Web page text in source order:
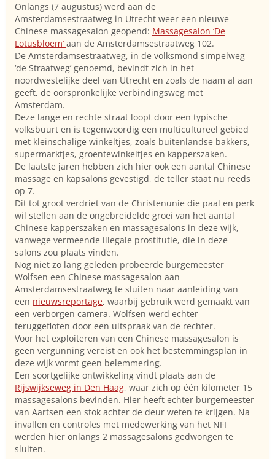
Onlangs (7 augustus) werd aan de
Amsterdamsestraatweg in Utrecht weer een nieuwe
Chinese massagesalon geopend: Massagesalon ‘De
Lotusbloem’ aan de Amsterdamsestraatweg 102.
De Amsterdamsestraatweg, in de volksmond simpelweg
‘de Straatweg’ genoemd, bevindt zich in het
noordwestelijke deel van Utrecht en zoals de naam al aan
geeft, de oorspronkelijke verbindingsweg met
Amsterdam.
Deze lange en rechte straat loopt door een typische
volksbuurt en is tegenwoordig een multicultureel gebied
met kleinschalige winkeltjes, zoals buitenlandse bakkers,
supermarktjes, groentewinkeltjes en kapperszaken.
De laatste jaren hebben zich hier ook een aantal Chinese
massage en kapsalons gevestigd, de teller staat nu reeds
op 7.
Dit tot groot verdriet van de Christenunie die paal en perk
wil stellen aan de ongebreidelde groei van het aantal
Chinese kapperszaken en massagesalons in deze wijk,
vanwege vermeende illegale prostitutie, die in deze
salons zou plaats vinden.
Nog niet zo lang geleden probeerde burgemeester
Wolfsen een Chinese massagesalon aan
Amsterdamsestraatweg te sluiten naar aanleiding van
een nieuwsreportage, waarbij gebruik werd gemaakt van
een verborgen camera. Wolfsen werd echter
teruggefloten door een uitspraak van de rechter.
Voor het exploiteren van een Chinese massagesalon is
geen vergunning vereist en ook het bestemmingsplan in
deze wijk vormt geen belemmering.
Een soortgelijke ontwikkeling vindt plaats aan de
Rijswijkseweg in Den Haag, waar zich op één kilometer 15
massagesalons bevinden. Hier heeft echter burgemeester
van Aartsen een stok achter de deur weten te krijgen. Na
invallen en controles met medewerking van het NFI
werden hier onlangs 2 massagesalons gedwongen te
sluiten.